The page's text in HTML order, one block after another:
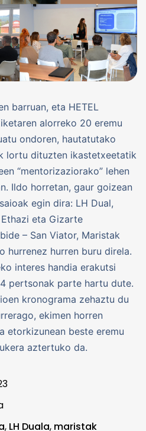
barruan, eta HETEL
alorreko 20 eremu
ondoren, hautatutako
lortu dituzten ikastetxeetatik
“mentorizaziorako” lehen
Ildo horretan, gaur goizean
egin dira: LH Dual,
eta Gizarte
– San Viator, Maristak
hurrenez hurren buru direla.
interes handia erakutsi
pertsonak parte hartu dute.
kronograma zehaztu du
ekimen horren
etorkizunean beste eremu
aztertuko da.
, LH Duala, maristak